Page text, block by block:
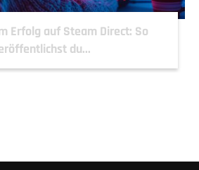
Erfolg auf Steam Direct: So
du...